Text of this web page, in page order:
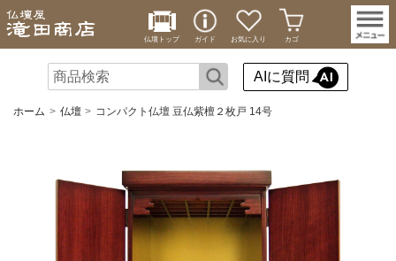
仏壇トップ ガイド お気に入り カゴ
AIに質問
ホーム 仏壇 コンパクト仏壇 豆仏紫檀２枚戸 14号